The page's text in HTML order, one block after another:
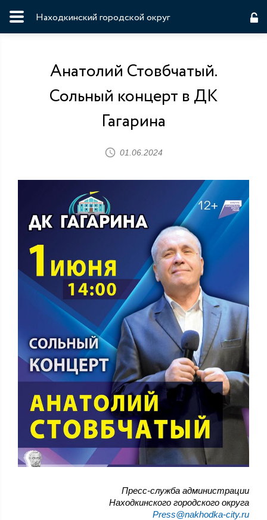
Находкинский городской округ
Анатолий Стовбчатый.
Сольный концерт в ДК
Гагарина
01.06.2024
Пресс-служба администрации
Находкинского городского округа
Press@nakhodka-city.ru